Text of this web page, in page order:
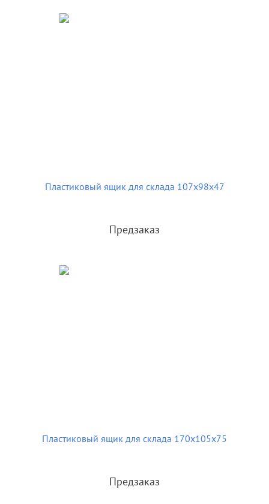
Пластиковый ящик для склада 107х98х47
Предзаказ
Пластиковый ящик для склада 170х105х75
Предзаказ